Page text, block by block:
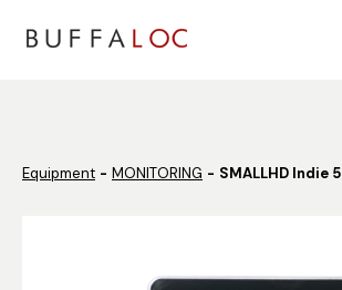
Equipment MONITORING SMALLHD Indie 5